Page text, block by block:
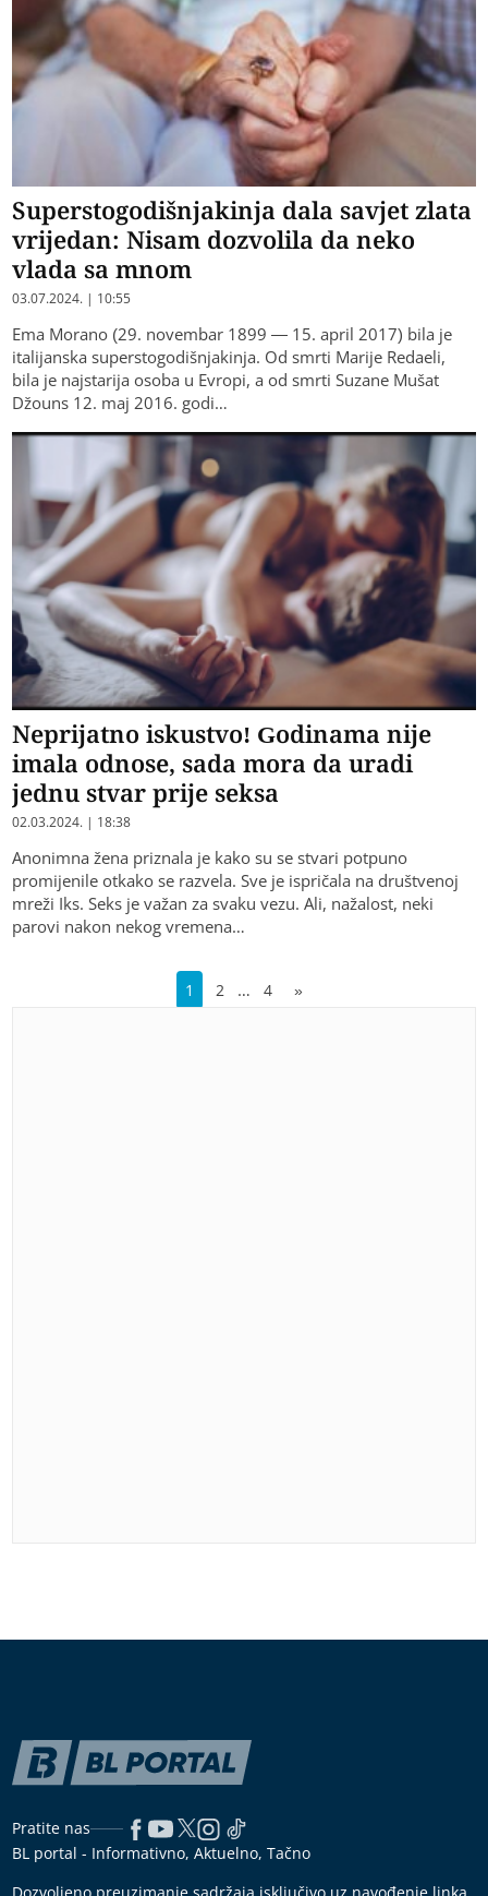
Superstogodišnjakinja dala savjet zlata
vrijedan: Nisam dozvolila da neko
vlada sa mnom
03.07.2024. | 10:55
Ema Morano (29. novembar 1899 — 15. april 2017) bila je
italijanska superstogodišnjakinja. Od smrti Marije Redaeli,
bila je najstarija osoba u Evropi, a od smrti Suzane Mušat
Džouns 12. maj 2016. godi…
Neprijatno iskustvo! Godinama nije
imala odnose, sada mora da uradi
jednu stvar prije seksa
02.03.2024. | 18:38
Anonimna žena priznala je kako su se stvari potpuno
promijenile otkako se razvela. Sve je ispričala na društvenoj
mreži Iks. Seks je važan za svaku vezu. Ali, nažalost, neki
parovi nakon nekog vremena…
1 2 … 4 »
Pratite nas
BL portal - Informativno, Aktuelno, Tačno